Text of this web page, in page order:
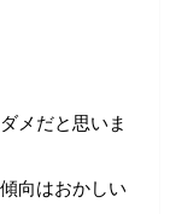
メだと思いま
向はおかしい